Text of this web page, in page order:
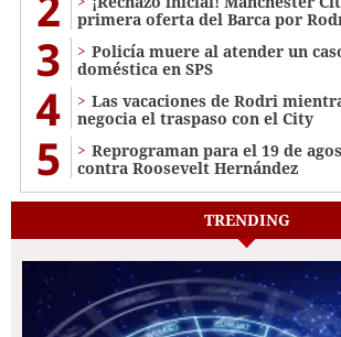
primera oferta del Barca por
3
Policía muere al atender un
doméstica en SPS
4
Las vacaciones de Rodri
negocia el traspaso con el City
5
Reprograman para el 19 de
contra Roosevelt Hernández
TRENDING